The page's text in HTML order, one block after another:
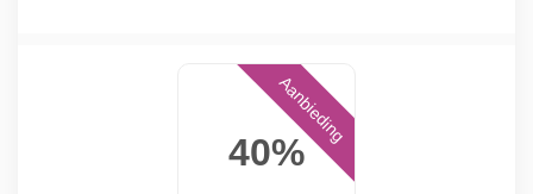
40%
Aanbieding